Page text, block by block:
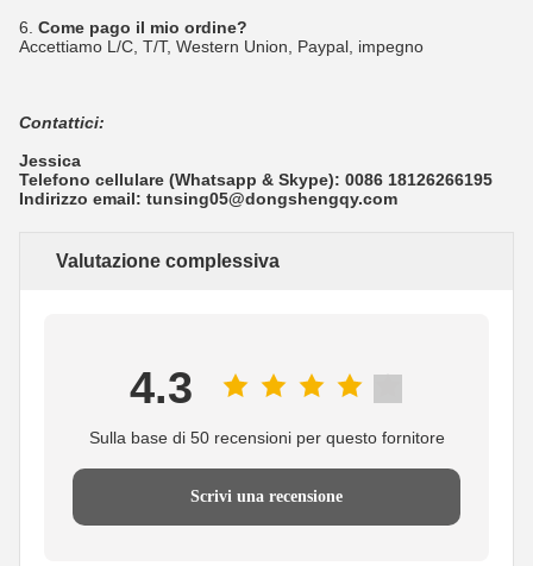
6. Come pago il mio ordine?
Accettiamo L/C, T/T, Western Union, Paypal, impegno
Contattici:
Jessica
Telefono cellulare (Whatsapp & Skype): 0086 18126266195
Indirizzo email: tunsing05@dongshengqy.com
Valutazione complessiva
4.3
Sulla base di 50 recensioni per questo fornitore
Scrivi una recensione